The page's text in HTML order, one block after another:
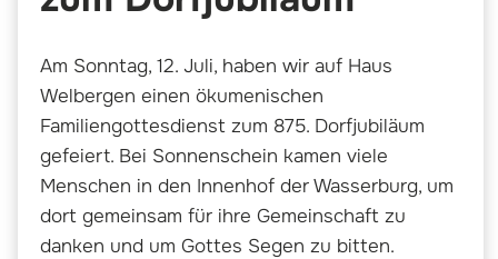
Am Sonntag, 12. Juli, haben wir auf Haus
Welbergen einen ökumenischen
Familiengottesdienst zum 875. Dorfjubiläum
gefeiert. Bei Sonnenschein kamen viele
Menschen in den Innenhof der Wasserburg, um
dort gemeinsam für ihre Gemeinschaft zu
danken und um Gottes Segen zu bitten.